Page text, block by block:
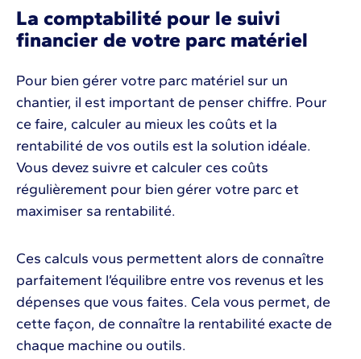
La comptabilité pour le suivi
financier de votre parc matériel
Pour bien gérer votre parc matériel sur un
chantier, il est important de penser chiffre. Pour
ce faire, calculer au mieux les coûts et la
rentabilité de vos outils est la solution idéale.
Vous devez suivre et calculer ces coûts
régulièrement pour bien gérer votre parc et
maximiser sa rentabilité.
Ces calculs vous permettent alors de connaître
parfaitement l’équilibre entre vos revenus et les
dépenses que vous faites. Cela vous permet, de
cette façon, de connaître la rentabilité exacte de
chaque machine ou outils.